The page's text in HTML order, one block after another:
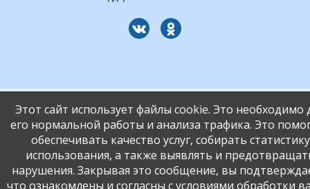
Этот сайт использует файлы cookie. Это необходимо
его нормальной работы и анализа трафика. Это
обеспечивать качество услуг, собирать статистику
использования, а также выявлять и
нарушения. Закрывая это сообщение, вы
что ознакомлены и согласны с условиями обработки